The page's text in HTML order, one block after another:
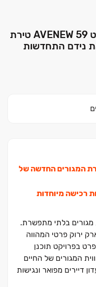
גג/פנטהאוז 4 חדרים בפרויקט AVENEW 59 טירת
נידם התחדשות
המגורים החדשה של
רכישה מיוחדות
מגורים בלתי מתפשרת.
ירוק פרטי המהווה
בפרויקט תוכנן
המגורים של החיים
דיירים מפואר ונגישות